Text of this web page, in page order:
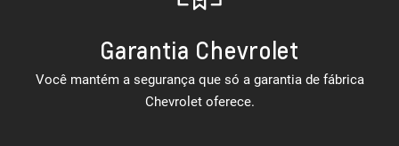
Garantia Chevrolet
Você mantém a segurança que só a garantia de fábrica
Chevrolet oferece.